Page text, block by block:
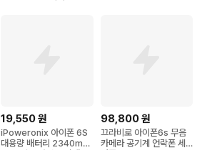
19,550원
iPoweronix 아이폰 6S
대용량 배터리 2340mA
98,800원
끄라비로 아이폰6s 무음
카메라 공기계 언락폰 세